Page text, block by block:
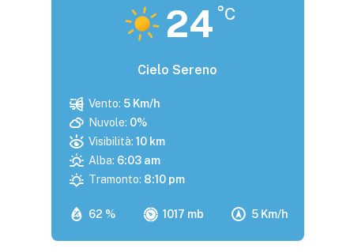
24 °C
Cielo Sereno
62 % 1017 mb 5 Km/h
Vento: 5 Km/h
Nuvole: 0%
Visibilità: 10 km
Alba: 6:03 am
Tramonto: 8:10 pm